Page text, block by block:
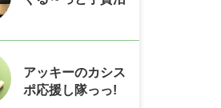
アッキーのカシス
ポ応援し隊っっ!